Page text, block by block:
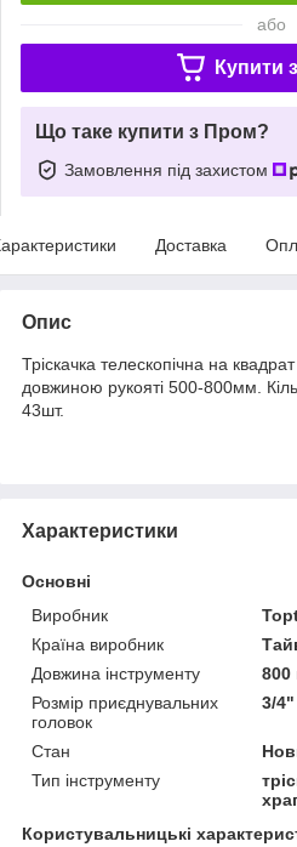
або
Купити з
Що таке купити з Пром?
Замовлення під захистом
Доставка
Опис
Тріскачка телескопічна на
довжиною рукояті 500-800мм.
43шт.
Характеристики
Основні
Виробник
Країна виробник
Довжина інструменту
Розмір приєднувальних
головок
3/4"
Стан
Тип інструменту
Користувальницькі